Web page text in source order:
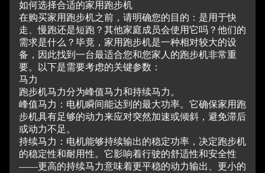
如何选择合适的家用跑步机
在购买家用跑步机之前，请明确您的目的：是用于快
走、慢跑还是短跑？ 其他家庭成员会使用它吗？他们的
需求是什么？ 毕竟，家用跑步机是一种相对较大的设
备，因此找到一台最适合您和您家人的跑步机非常重
要。
以下是需要考虑的关键参数：
马力
跑步机马力分为峰值马力和持续马力。
峰值马力：电机瞬间能达到的最大功率。 它确保家用跑
步机具有足够的动力来应对突然加速或倾斜，避免滞后
或动力不足。
持续马力：电机能够持续输出的稳定功率，决定跑步机
的稳定性和耐用性。 它影响着行驶的舒适性和安全性
——更高的持续马力意味着更平稳的动力输出、更小的